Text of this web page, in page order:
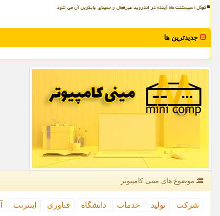
گوگل اسیستنت ماه آینده در اندروید غیرفعال و جمینای جایگزین آن می شود
جدیدترین ها
موضوع های مینی كامپیوتر
شركت تولید خدمات دانشگاه فناوری اینترنت